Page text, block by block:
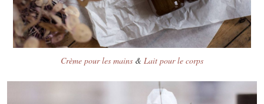
Crème pour les mains & Lait pour le corps